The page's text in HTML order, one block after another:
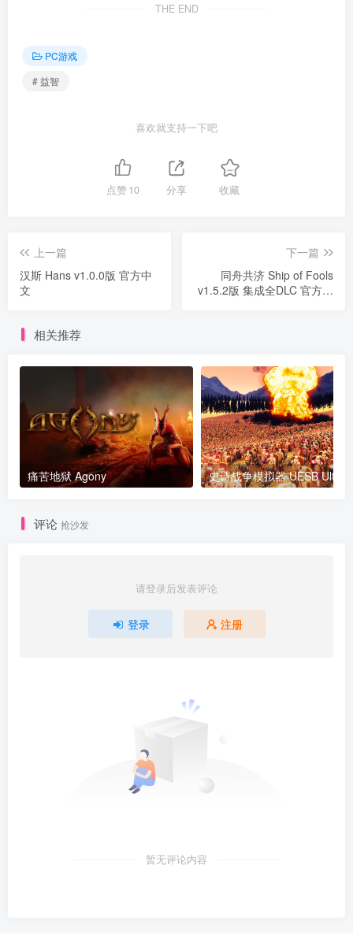
THE END
PC游戏
# 益智
喜欢就支持一下吧
点赞10 分享 收藏
上一篇
汉斯 Hans v1.0.0版 官方中
文
下一篇
同舟共济 Ship of Fools
v1.5.2版 集成全DLC 官方中
相关推荐
痛苦地狱 Agony
评论 抢沙发
请登录后发表评论
登录 注册
暂无评论内容